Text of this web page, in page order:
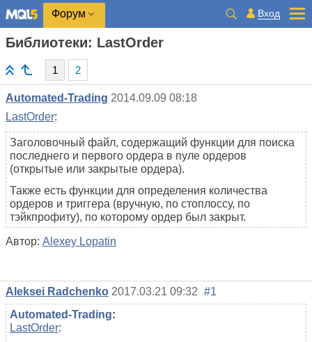
Форум Вход
Библиотеки: LastOrder
1 2
Automated-Trading 2014.09.09 08:18
LastOrder:
Заголовочный файл, содержащий функции для поиска
последнего и первого ордера в пуле ордеров
(открытые или закрытые ордера).
Также есть функции для определения количества
ордеров и триггера (вручную, по стоплоссу, по
тэйкпрофиту), по которому ордер был закрыт.
Автор: Alexey Lopatin
Aleksei Radchenko 2017.03.21 09:32 #1
Automated-Trading:
LastOrder: